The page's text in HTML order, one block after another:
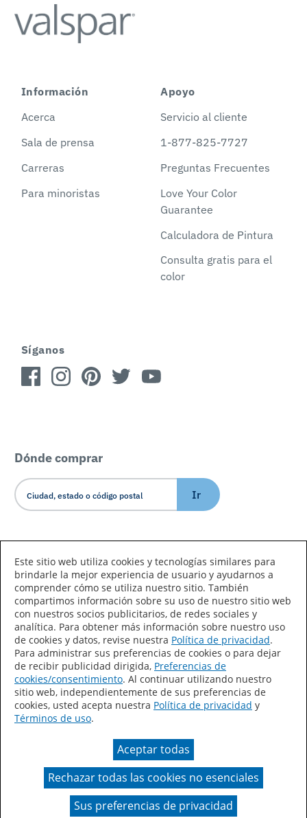
Información
Acerca
Sala de prensa
Carreras
Para minoristas
Apoyo
Servicio al cliente
1-877-825-7727
Preguntas Frecuentes
Love Your Color
Guarantee
Calculadora de Pintura
Consulta gratis para el
color
Síganos
Dónde comprar
Ir
Declaración de accesibilidad
Mapa del sitio
Términos de uso
Privacidad
Sus preferencias de privacidad
Ley de Cadenas de Suministro de California
Un color real puede variar en comparación con la
presentación en pantalla.
Este sitio web utiliza cookies y tecnologías similares para
brindarle la mejor experiencia de usuario y ayudarnos a
comprender cómo se utiliza nuestro sitio. También
compartimos información sobre su uso de nuestro sitio web
con nuestros socios publicitarios, de redes sociales y
analítica. Para obtener más información sobre nuestro uso
de cookies y datos, revise nuestra Política de privacidad.
Para administrar sus preferencias de cookies o para dejar
de recibir publicidad dirigida, Preferencias de
cookies/consentimiento. Al continuar utilizando nuestro
sitio web, independientemente de sus preferencias de
cookies, usted acepta nuestra Política de privacidad y
Términos de uso.
Aceptar todas
Rechazar todas las cookies no esenciales
Sus preferencias de privacidad